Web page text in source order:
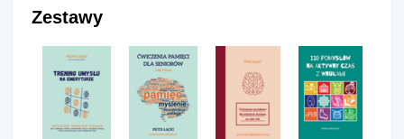
Zestawy